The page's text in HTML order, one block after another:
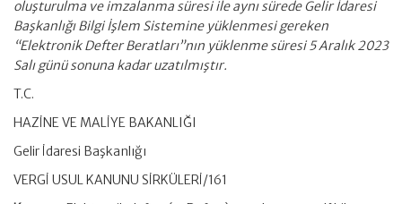
oluşturulma ve imzalanma süresi ile aynı sürede Gelir İdaresi
Başkanlığı Bilgi İşlem Sistemine yüklenmesi gereken
“Elektronik Defter Beratları”nın yüklenme süresi 5 Aralık 2023
Salı günü sonuna kadar uzatılmıştır.
T.C.
HAZİNE VE MALİYE BAKANLIĞI
Gelir İdaresi Başkanlığı
VERGİ USUL KANUNU SİRKÜLERİ/161